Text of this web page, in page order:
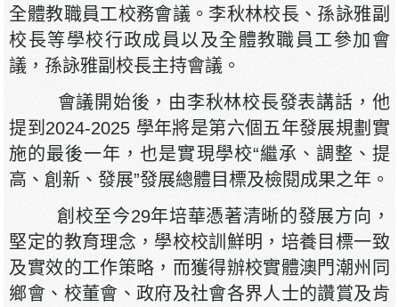
全體教職員工校務會議。李秋林校長、孫詠雅副
校長等學校行政成員以及全體教職員工參加會
議，孫詠雅副校長主持會議。
會議開始後，由李秋林校長發表講話，他
提到2024-2025 學年將是第六個五年發展規劃實
施的最後一年，也是實現學校“繼承、調整、提
高、創新、發展”發展總體目標及檢閱成果之年。
創校至今29年培華憑著清晰的發展方向，
堅定的教育理念，學校校訓鮮明，培養目標一致
及實效的工作策略，而獲得辦校實體澳門潮州同
鄉會、校董會、政府及社會各界人士的讚賞及肯